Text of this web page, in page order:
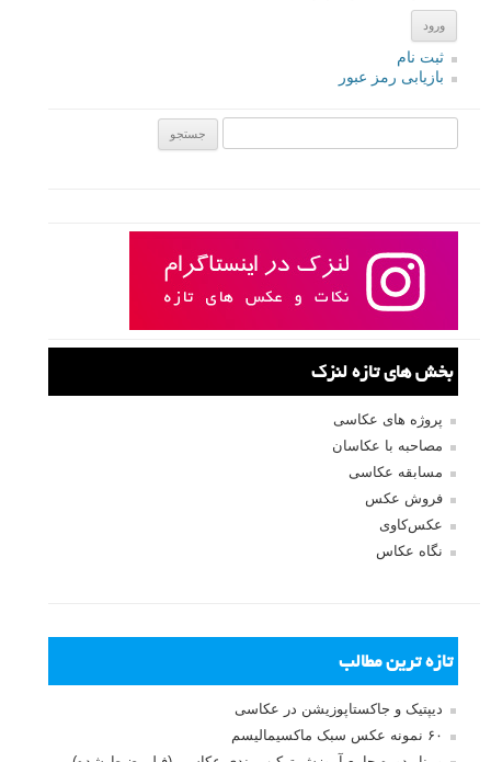
ثبت نام
بازیابی رمز عبور
بخش های تازه لنزک
پروژه های عکاسی
مصاحبه با عکاسان
مسابقه عکاسی
فروش عکس
عکس‌کاوی
نگاه عکاس
تازه ترین مطالب
دیپتیک و جاکستا‌پوزیشن در عکاسی
۶۰ نمونه عکس سبک ماکسیمالیسم